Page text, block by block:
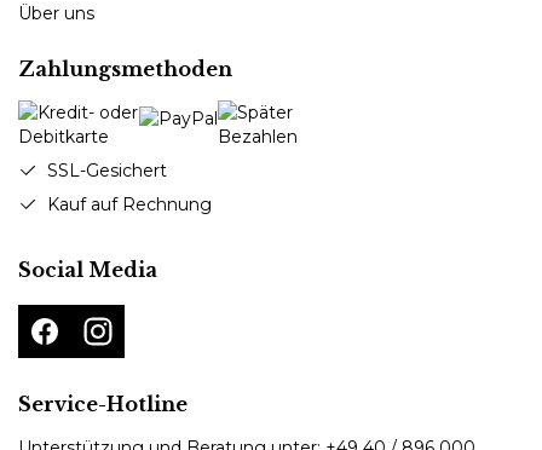
Über uns
Zahlungsmethoden
SSL-Gesichert
Kauf auf Rechnung
Social Media
Service-Hotline